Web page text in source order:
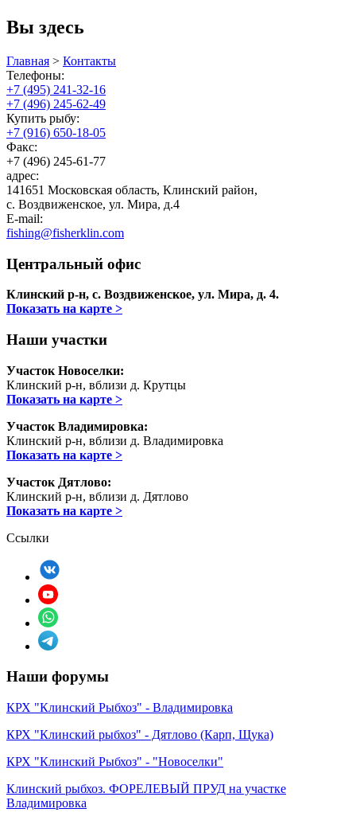
Вы здесь
Главная > Контакты
Телефоны:
+7 (495) 241-32-16
+7 (496) 245-62-49
Купить рыбу:
+7 (916) 650-18-05
Факс:
+7 (496) 245-61-77
адрес:
141651 Московская область, Клинский район,
с. Воздвиженское, ул. Мира, д.4
E-mail:
fishing@fisherklin.com
Центральный офис
Клинский р-н, с. Воздвиженское, ул. Мира, д. 4.
Показать на карте >
Наши участки
Участок Новоселки:
Клинский р-н, вблизи д. Крутцы
Показать на карте >
Участок Владимировка:
Клинский р-н, вблизи д. Владимировка
Показать на карте >
Участок Дятлово:
Клинский р-н, вблизи д. Дятлово
Показать на карте >
Ссылки
Наши форумы
КРХ "Клинский Рыбхоз" - Владимировка
КРХ "Клинский рыбхоз" - Дятлово (Карп, Щука)
КРХ "Клинский Рыбхоз" - "Новоселки"
Клинский рыбхоз. ФОРЕЛЕВЫЙ ПРУД на участке
Владимировка